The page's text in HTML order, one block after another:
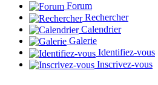
Forum
Rechercher
Calendrier
Galerie
Identifiez-vous
Inscrivez-vous